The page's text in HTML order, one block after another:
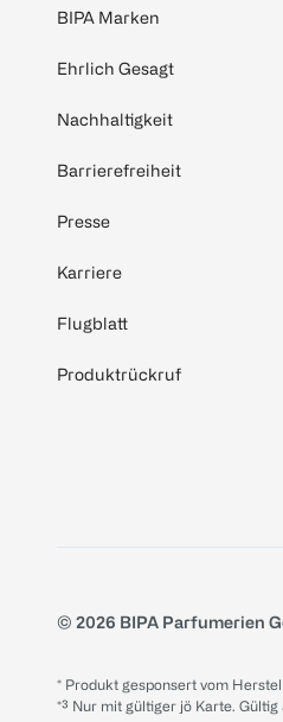
BIPA Marken
Ehrlich Gesagt
Nachhaltigkeit
Barrierefreiheit
Presse
Karriere
Flugblatt
Produktrückruf
© 2026 BIPA Parfumerien
* Produkt gesponsert vom
*³ Nur mit gültiger jö Karte.